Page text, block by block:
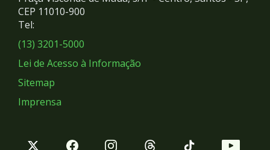
Redes
Sociais
CEP 11010-900
Tel:
(13) 3201-5000
Lei de Acesso à Informação
Sitemap
Imprensa